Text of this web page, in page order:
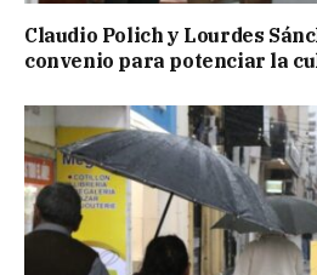
Claudio Polich y Lourdes
convenio para potenciar la